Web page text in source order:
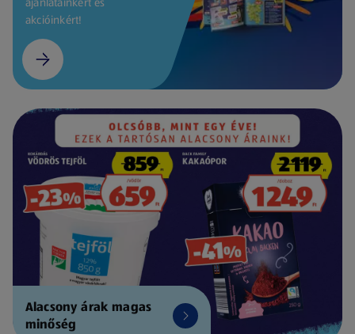
akcióinkért!
Alacsony árak magas
minőség